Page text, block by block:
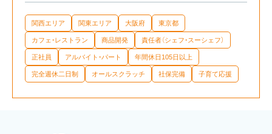
関西エリア 関東エリア 大阪府 東京都
カフェ・レストラン 商品開発 責任者（シェフ・スーシェフ）
正社員 アルバイト・パート 年間休日105日以上
完全週休二日制 オールスクラッチ 社保完備 子育て応援